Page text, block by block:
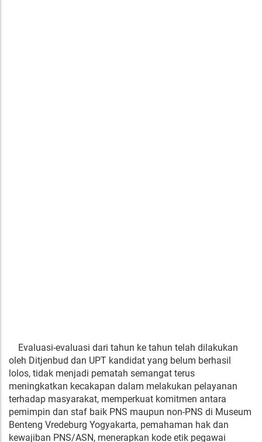
Evaluasi-evaluasi dari tahun ke tahun telah dilakukan
oleh Ditjenbud dan UPT kandidat yang belum berhasil
lolos, tidak menjadi pematah semangat terus
meningkatkan kecakapan dalam melakukan pelayanan
terhadap masyarakat, memperkuat komitmen antara
pemimpin dan staf baik PNS maupun non-PNS di Museum
Benteng Vredeburg Yogyakarta, pemahaman hak dan
kewajiban PNS/ASN, menerapkan kode etik pegawai